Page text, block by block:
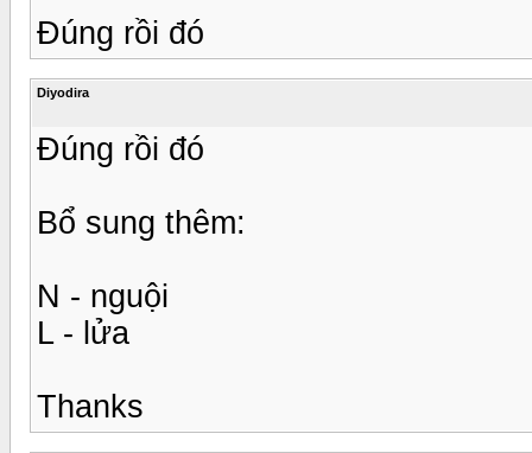
Đúng rồi đó
Diyodira
Đúng rồi đó
Bổ sung thêm:
N - nguội
L - lửa
Thanks